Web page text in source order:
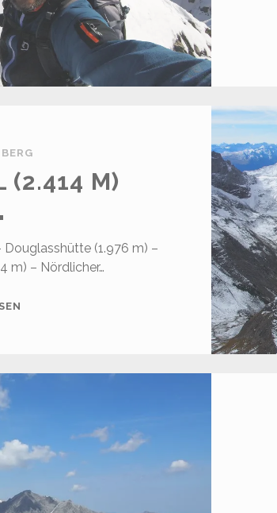
BERG
(2.414 M)
Douglasshütte (1.976 m) –
m) – Nördlicher…